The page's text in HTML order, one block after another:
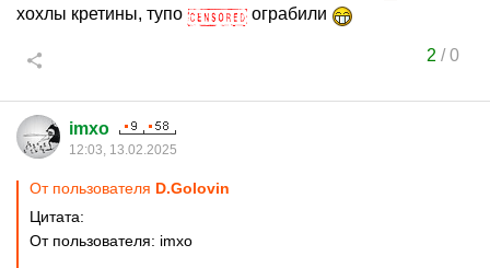
хохлы кретины, тупо
ограбили
2 /0
imxo
12:03, 13.02.2025
От пользователя D.Golovin
Цитата:
От пользователя: imxo